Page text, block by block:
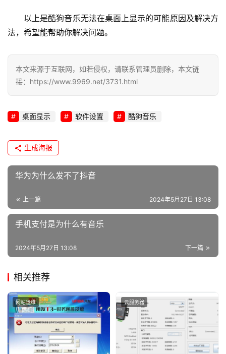
运
网
络
n
u
以上是酷狗音乐无法在桌面上显示的可能原因及解决方
法，希望能帮助你解决问题。
本文来源于互联网，如若侵权，请联系管理员删除，本文链
接：https://www.9969.net/3731.html
桌面显示 软件设置 酷狗音乐
生成海报
华为为什么发不了抖音
上一篇 2024年5月27日 13:08
手机支付是为什么有音乐
下一篇
2024年5月27日 13:08
相关推荐
网站运维 云服务器